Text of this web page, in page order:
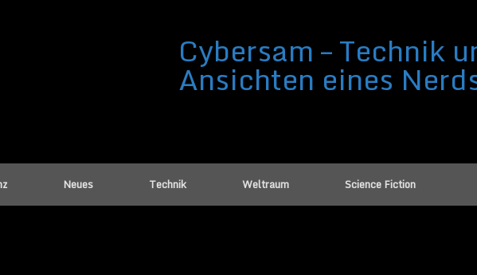
Cybersam – Technik
Ansichten eines
Neues Technik Weltraum Science Fiction